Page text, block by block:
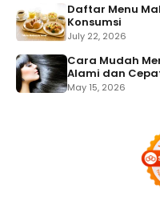
Daftar Menu
Konsumsi
July 22, 2026
Cara Mudah
Alami dan
May 15, 2026